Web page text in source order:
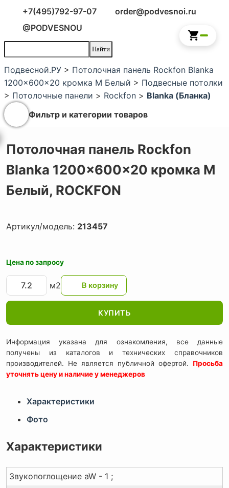
+7(495)792-97-07
order@podvesnoi.ru
@PODVESNOU
Подвесной.РУ > Потолочная панель Rockfon Blanka
1200x600x20 кромка M Белый > Подвесные потолки
> Потолочные панели > Rockfon > Blanka (Бланка)
Фильтр и категории товаров
Потолочная панель Rockfon
Blanka 1200x600x20 кромка M
Белый, ROCKFON
Артикул/модель: 213457
Цена по запросу
м2
КУПИТЬ
Информация указана для ознакомления, все данные
получены из каталогов и технических справочников
производителей. Не является публичной офертой. Просьба
уточнять цену и наличие у менеджеров
Характеристики
Фото
Характеристики
Звукопоглощение aW - 1 ;